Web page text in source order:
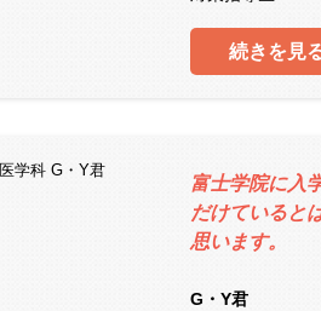
続きを見
富士学院に入
だけていると
思います。
G・Y君